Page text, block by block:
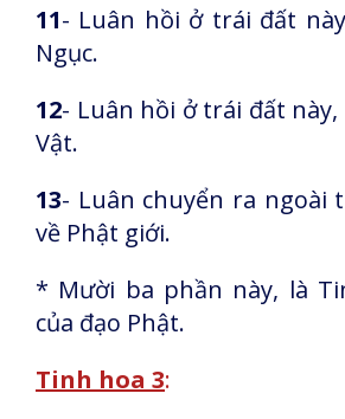
11- Luân hồi ở trái đất
Ngục.
12- Luân hồi ở trái đất
Vật.
13- Luân chuyển ra ngoài
về Phật giới.
* Mười ba phần này, là
của đạo Phật.
Tinh hoa 3: